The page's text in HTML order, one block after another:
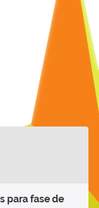
para fase de